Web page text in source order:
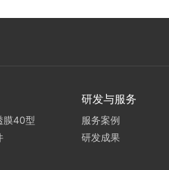
膜40型
研发与服务
服务案例
研发成果